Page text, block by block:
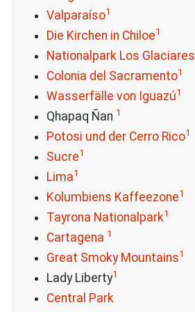
Valparaíso1
Die Kirchen in Chiloe1
Nationalpark Los Glaciares
Colonia del Sacramento1
Wasserfälle von Iguazú1
Qhapaq Ñan 1
Potosi und der Cerro Rico1
Sucre1
Lima1
Kolumbiens Kaffeezone1
Tayrona Nationalpark1
Cartagena 1
Great Smoky Mountains1
Lady Liberty1
Central Park